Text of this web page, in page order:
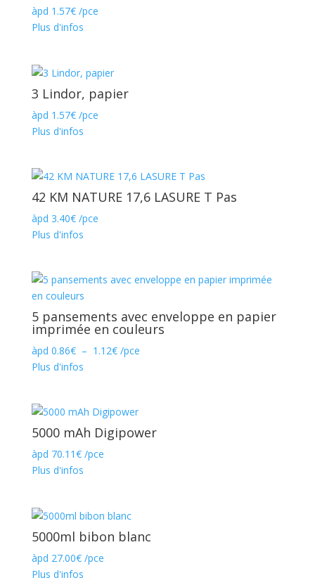
àpd 1.57€/pce
Plus d'infos
3 Lindor, papier
àpd 1.57€/pce
Plus d'infos
42 KM NATURE 17,6 LASURE T Pas
àpd 3.40€/pce
Plus d'infos
5 pansements avec enveloppe en papier
imprimée en couleurs
àpd 0.86€ – 1.12€Plage
à
1.12€
/pce
Plus d'infos
5000 mAh Digipower
àpd 70.11€/pce
Plus d'infos
5000ml bibon blanc
àpd 27.00€/pce
Plus d'infos